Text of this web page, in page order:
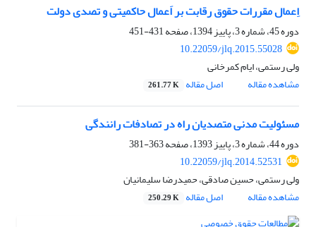
اِعمال مقررات حقوق رقابت بر اَعمال حاکمیتی و تصدی دولت
دوره 45، شماره 3، پاییز 1394، صفحه
431-451
10.22059/jlq.2015.55028
ولی رستمی، ایام کمرخانی
مشاهده مقاله
اصل مقاله 261.77 K
مسئولیت مدنی متصدیان راه در تصادفات رانندگی
دوره 44، شماره 3، پاییز 1393، صفحه
363-381
10.22059/jlq.2014.52531
ولی رستمی، حسین صادقی، حمیدرضا سلیمانیان
مشاهده مقاله
اصل مقاله 250.29 K